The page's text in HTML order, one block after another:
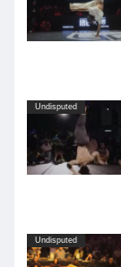
Undisputed
Undisputed